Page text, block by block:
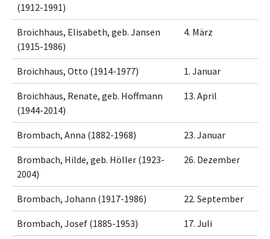
(1912-1991)
Broichhaus, Elisabeth, geb. Jansen
(1915-1986)
4. März
Broichhaus, Otto (1914-1977) 1. Januar
Broichhaus, Renate, geb. Hoffmann
(1944-2014)
13. April
Brombach, Anna (1882-1968) 23. Januar
Brombach, Hilde, geb. Höller (1923-
2004)
26. Dezember
Brombach, Johann (1917-1986) 22. September
Brombach, Josef (1885-1953) 17. Juli